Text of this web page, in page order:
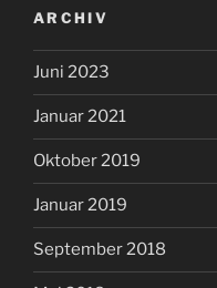
ARCHIV
Juni 2023
Januar 2021
Oktober 2019
Januar 2019
September 2018